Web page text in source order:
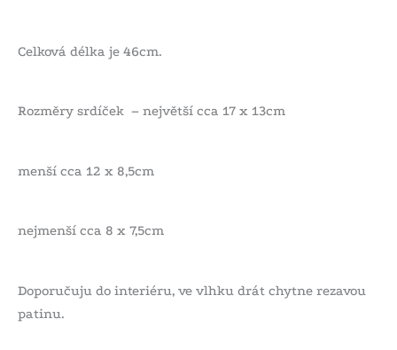
Celková délka je 46cm.
Rozměry srdíček – největší cca 17 x 13cm
menší cca 12 x 8,5cm
nejmenší cca 8 x 7,5cm
Doporučuju do interiéru, ve vlhku drát chytne rezavou
patinu.